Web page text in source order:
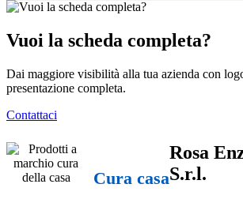
Vuoi la scheda completa?
Dai maggiore visibilità alla tua azienda con
presentazione completa.
Contattaci
Cura casa
Rosa
S.r.l.